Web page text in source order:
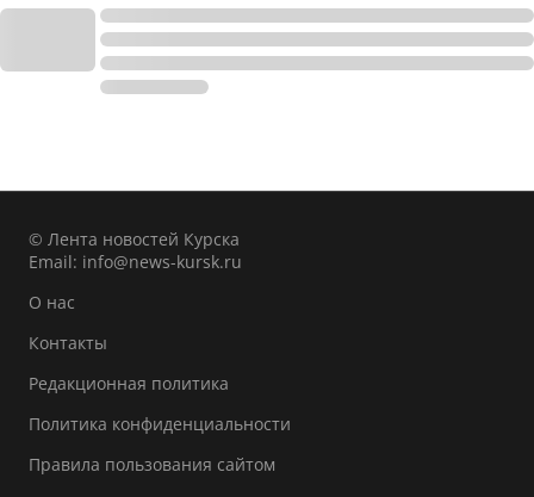
© Лента новостей Курска
Email: info@news-kursk.ru
О нас
Контакты
Редакционная политика
Политика конфиденциальности
Правила пользования сайтом